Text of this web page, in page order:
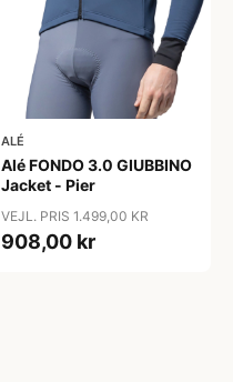
ALÉ
Alé FONDO 3.0 GIUBBINO
Jacket - Pier
VEJL. PRIS 1.499,00 KR
908,00 kr